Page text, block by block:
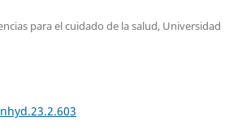
para el cuidado de la salud, Universidad